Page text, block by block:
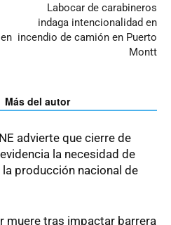
Labocar de carabineros
indaga intencionalidad en
incendio de camión en Puerto
Montt
Más del autor
advierte que cierre de
la necesidad de
producción nacional de
muere tras impactar barrera